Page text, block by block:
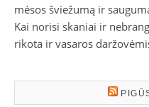
mėsos šviežumą ir
Kai norisi skaniai ir
rikota ir vasaros